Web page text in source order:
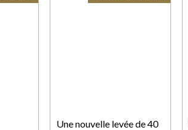
Une nouvelle levée de 40